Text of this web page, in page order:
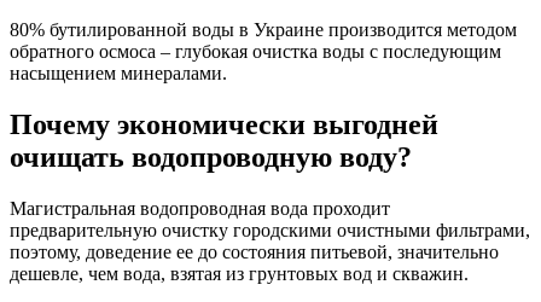
80% бутилированной воды в Украине производится методом
обратного осмоса – глубокая очистка воды с последующим
насыщением минералами.
Почему экономически выгодней
очищать водопроводную воду?
Магистральная водопроводная вода проходит
предварительную очистку городскими очистными фильтрами,
поэтому, доведение ее до состояния питьевой, значительно
дешевле, чем вода, взятая из грунтовых вод и скважин.